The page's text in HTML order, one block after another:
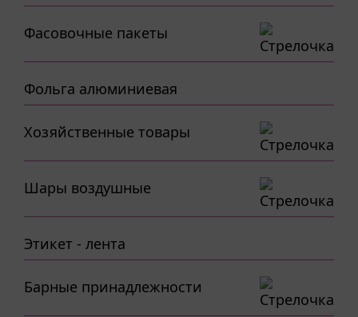
Фасовочные пакеты
Фольга алюминиевая
Хозяйственные товары
Шары воздушные
Этикет - лента
Барные принадлежности